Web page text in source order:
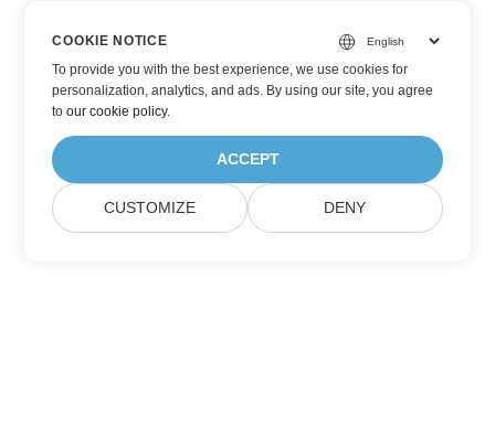
COOKIE NOTICE
To provide you with the best experience, we use cookies for
personalization, analytics, and ads. By using our site, you agree
toour cookie policy.
ACCEPT
CUSTOMIZE DENY